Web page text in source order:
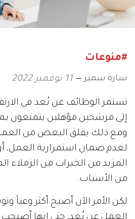
#منوعات
سارة سمير 11 نوفمبر 2022
تستمر الوظائف عن بُعد في
إلى مرشحين مؤهلين يتمتعون
ومع ذلك يقلق البعض من
لعدم ضمان استمرارية العمل،
المزيد من الخبرات من الزملاء
من الأسباب.
لكن الأمر الآن أصبح أكثر وعياً